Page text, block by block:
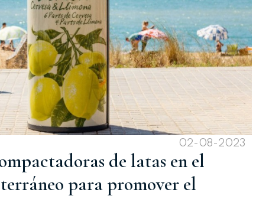
02-08-2023
de latas en el
para promover el